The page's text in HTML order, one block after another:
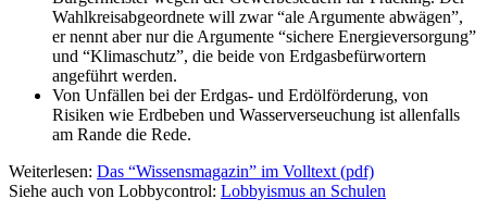
Wahlkreisabgeordnete will zwar “ale Argumente abwägen”,
er nennt aber nur die Argumente “sichere Energieversorgung”
und “Klimaschutz”, die beide von Erdgasbefürwortern
angeführt werden.
Von Unfällen bei der Erdgas- und Erdölförderung, von
Risiken wie Erdbeben und Wasserverseuchung ist allenfalls
am Rande die Rede.
Weiterlesen: Das “Wissensmagazin” im Volltext (pdf)
Siehe auch von Lobbycontrol: Lobbyismus an Schulen